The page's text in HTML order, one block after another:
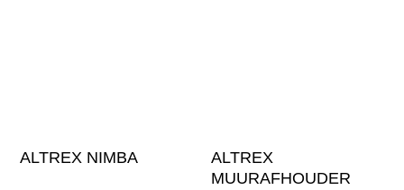
ALTREX NIMBA
ALTREX
MUURAFHOUDER